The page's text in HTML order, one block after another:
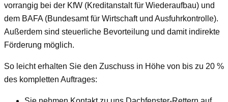
vorrangig bei der KfW (Kreditanstalt für Wiederaufbau) und
dem BAFA (Bundesamt für Wirtschaft und Ausfuhrkontrolle).
Außerdem sind steuerliche Bevorteilung und damit indirekte
Förderung möglich.
So leicht erhalten Sie den Zuschuss in Höhe von bis zu 20 %
des kompletten Auftrages: